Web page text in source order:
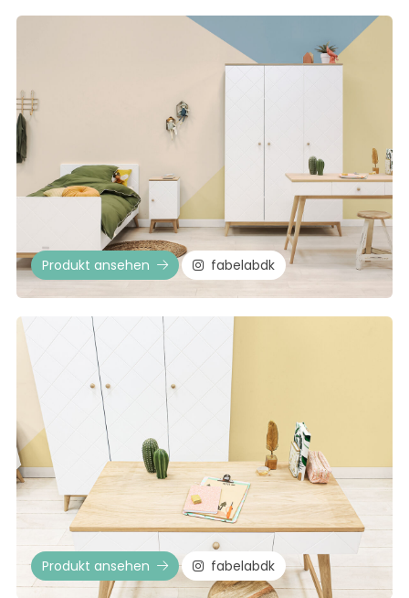
Produkt ansehen fabelabdk
Produkt ansehen fabelabdk